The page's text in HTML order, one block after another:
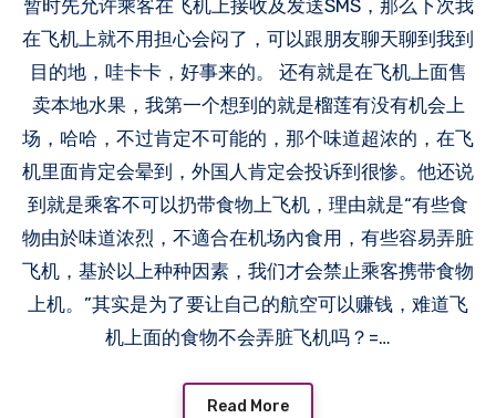
暂时先允许乘客在飞机上接收及发送SMS，那么下次我
在飞机上就不用担心会闷了，可以跟朋友聊天聊到我到
目的地，哇卡卡，好事来的。 还有就是在飞机上面售
卖本地水果，我第一个想到的就是榴莲有没有机会上
场，哈哈，不过肯定不可能的，那个味道超浓的，在飞
机里面肯定会晕到，外国人肯定会投诉到很惨。他还说
到就是乘客不可以扔带食物上飞机，理由就是“有些食
物由於味道浓烈，不適合在机场內食用，有些容易弄脏
飞机，基於以上种种因素，我们才会禁止乘客携带食物
上机。”其实是为了要让自己的航空可以赚钱，难道飞
机上面的食物不会弄脏飞机吗？=…
Read More